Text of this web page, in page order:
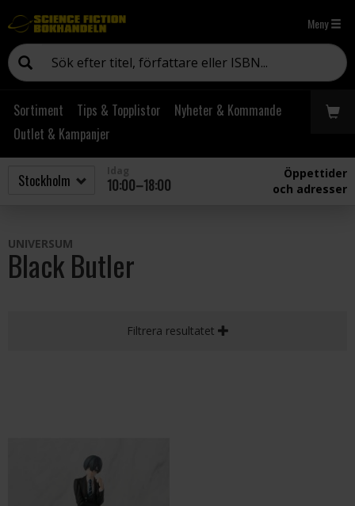
Meny
Sortiment Tips & Topplistor
Nyheter & Kommande
Outlet & Kampanjer
10:00–18:00
Öppettider
och adresser
UNIVERSUM
Black Butler
Filtrera resultatet